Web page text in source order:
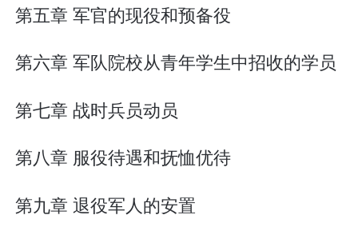
第五章 军官的现役和预备役
第六章 军队院校从青年学生中招收的学员
第七章 战时兵员动员
第八章 服役待遇和抚恤优待
第九章 退役军人的安置